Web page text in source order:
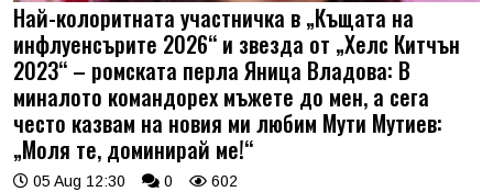
Най-колоритната участничка в „Къщата на
инфлуенсърите 2026“ и звезда от „Хелс Китчън
2023“ – ромската перла Яница Владова: В
миналото командорех мъжете до мен, а сега
често казвам на новия ми любим Мути Мутиев:
„Моля те, доминирай ме!“
05 Aug 12:30 0 602